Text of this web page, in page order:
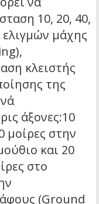
10, 20, 40,
μάχης
κλειστής
της
άξονες:10
μοίρες στην
και 20
στο
(Ground